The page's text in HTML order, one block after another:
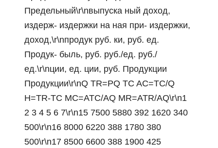
Предельный\r\nвыпуска ный доход,
издерж- издержки на ная при- издержки,
доход,\r\nпродук руб. ки, руб. ед.
Продук- быль, руб. руб./ед. руб./
ед.\r\nции, ед. ции, руб. Продукции
Продукции\r\nQ TR=PQ TC AC=TC/Q
H=TR-TC MC=ATC/AQ MR=ATR/AQ\r\n1
2 3 4 5 6 7\r\n15 7500 5880 392 1620 340
500\r\n16 8000 6220 388 1780 380
500\r\n17 8500 6600 388 1900 425